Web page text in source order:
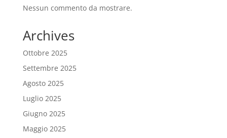
Nessun commento da mostrare.
Archives
Ottobre 2025
Settembre 2025
Agosto 2025
Luglio 2025
Giugno 2025
Maggio 2025